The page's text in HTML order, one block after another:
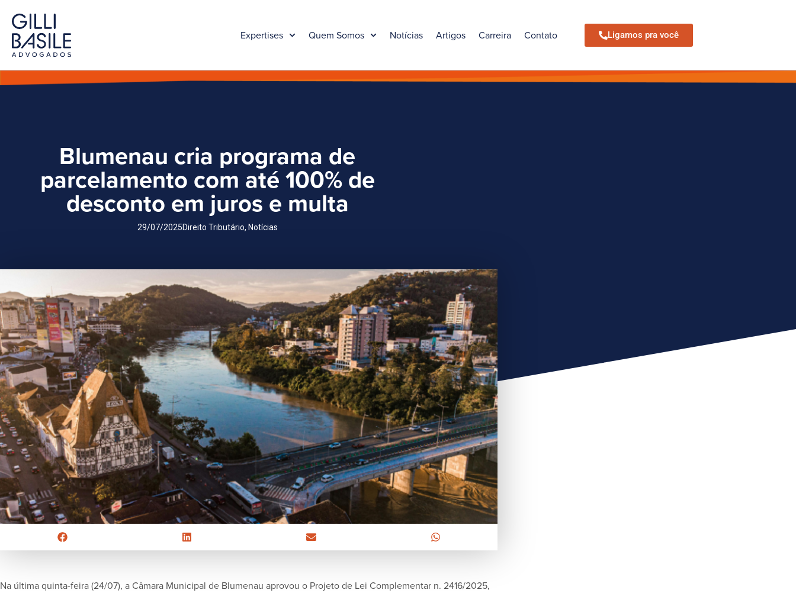
Expertises Quem Somos Notícias Artigos Carreira Contato Ligamos pra você
Blumenau cria programa de
parcelamento com até 100% de
desconto em juros e multa
29/07/2025Direito Tributário, Notícias
Na última quinta-feira (24/07), a Câmara Municipal de Blumenau aprovou o Projeto de Lei Complementar n. 2416/2025,